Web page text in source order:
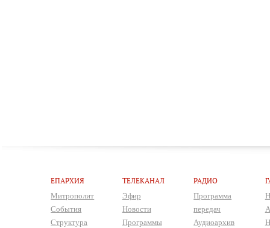
ЕПАРХИЯ
Митрополит
События
Структура
ТЕЛЕКАНАЛ
Эфир
Новости
Программы
РАДИО
Программа
передач
Аудиоархив